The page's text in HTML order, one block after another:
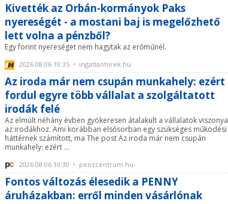
Kivették az Orbán-kormányok Paks
nyereségét - a mostani baj is megelőzhető
lett volna a pénzből?
Egy forint nyereséget nem hagytak az erőműnél.
2026.08.06 10:35 • ingatlanhirek.hu
Az iroda már nem csupán munkahely: ezért
fordul egyre több vállalat a szolgáltatott
irodák felé
Az elmúlt néhány évben gyökeresen átalakult a vállalatok viszonya
az irodákhoz. Ami korábban elsősorban egy szükséges működési
háttérnek számított, ma The post Az iroda már nem csupán
munkahely: ezért ...
2026.08.06 10:30 • penzcentrum.hu
Fontos változás élesedik a PENNY
áruházakban: erről minden vásárlónak